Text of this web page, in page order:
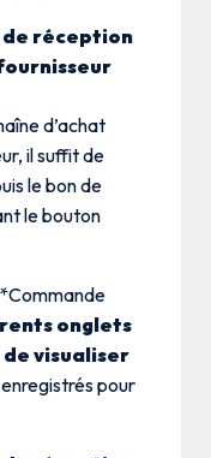
de réception
d’achat
il suffit de
le bon de
le bouton
onglets
visualiser
pour